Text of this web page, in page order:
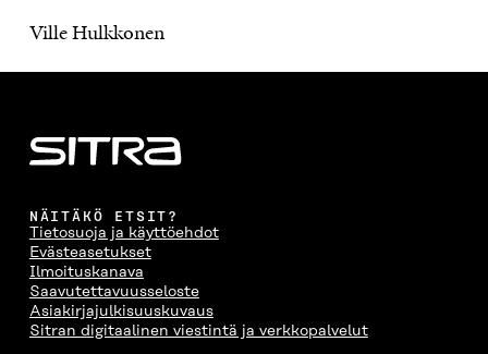
Ville Hulkkonen
NÄITÄKÖ ETSIT?
Tietosuoja ja käyttöehdot
Evästeasetukset
Ilmoituskanava
Saavutettavuusseloste
Asiakirjajulkisuuskuvaus
Sitran digitaalinen viestintä ja verkkopalvelut